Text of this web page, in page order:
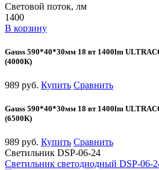
Световой поток, лм
1400
В корзину
Gauss 590*40*30мм 18 вт 1400lm
(4000К)
989 руб. Купить Сравнить
Gauss 590*40*30мм 18 вт 1400lm
(6500К)
989 руб. Купить Сравнить
Светильник DSP-06-24
Светильник светодиодный DSP-06-